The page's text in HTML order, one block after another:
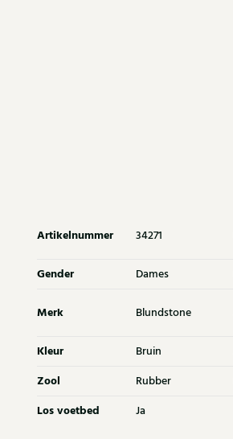
Artikelnummer 34271
Gender Dames
Merk Blundstone
Kleur Bruin
Zool Rubber
Los voetbed Ja